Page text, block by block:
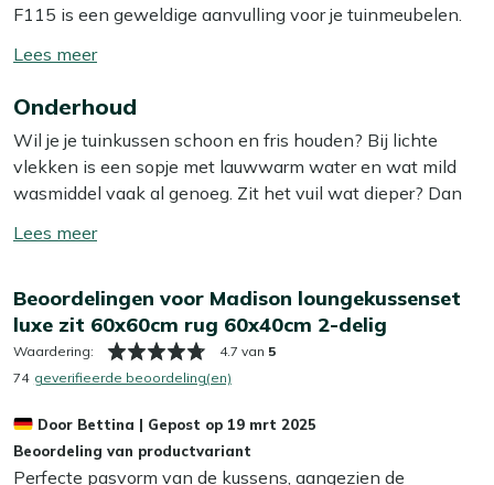
F115 is een geweldige aanvulling voor je tuinmeubelen.
rugkussen van 60x40 cm, wat zorgt voor een
duurzaam, ideaal voor lange avonden buiten. De hoes van
dit kussen is afritsbaar, dus je haalt hem er makkelijk af
en stopt hem zo in de wasmachine. Handig, want zo blijft
je kussen zonder moeite schoon en fris!
Toon/verberg
meer
Onderhoud
Wil je je tuinkussen schoon en fris houden? Bij lichte
vlekken is een sopje met lauwwarm water en wat mild
wasmiddel vaak al genoeg. Zit het vuil wat dieper? Dan
hardnekkige vlekken los te krijgen zonder de stof aan te
schaduw laat opdrogen, zo voorkom je dat de kleur
terugloopt.
Wil je het jezelf nog makkelijker maken? Dan is het slim
Kees Smit Textiel & Rope beschermer. Deze maakt je
kussens water- en vuilafstotend, zodat ze langer schoon
Toon/verberg
Beoordelingen voor Madison loungekussenset
luxe zit 60x60cm rug 60x40cm 2-delig
Waardering: 4.7 van 5
74 geverifieerde beoordeling(en)
Door Bettina | Gepost op 19 mrt 2025
Beoordeling van productvariant
Perfecte pasvorm van de kussens, aangezien de